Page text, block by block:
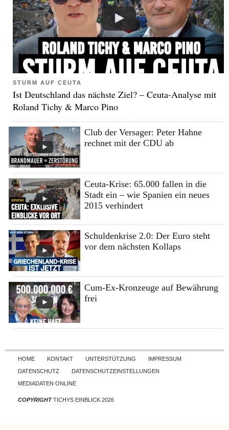
STURM AUF CEUTA
Ist Deutschland das nächste Ziel? – Ceuta-Analyse mit
Roland Tichy & Marco Pino
Club der Versager: Peter Hahne
rechnet mit der CDU ab
Ceuta-Krise: 65.000 fallen in die
Stadt ein – wie Spanien ein neues
2015 verhindert
Schuldenkrise 2.0: Der Euro steht
vor dem nächsten Kollaps
Cum-Ex-Kronzeuge auf Bewährung
frei
Skip to content
HOME KONTAKT UNTERSTÜTZUNG
IMPRESSUM
DATENSCHUTZ
DATENSCHUTZEINSTELLUNGEN
MEDIADATEN ONLINE
COPYRIGHTTICHYS EINBLICK 2026